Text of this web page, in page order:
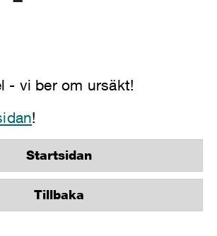
- vi ber om ursäkt!
!
Startsidan
Tillbaka